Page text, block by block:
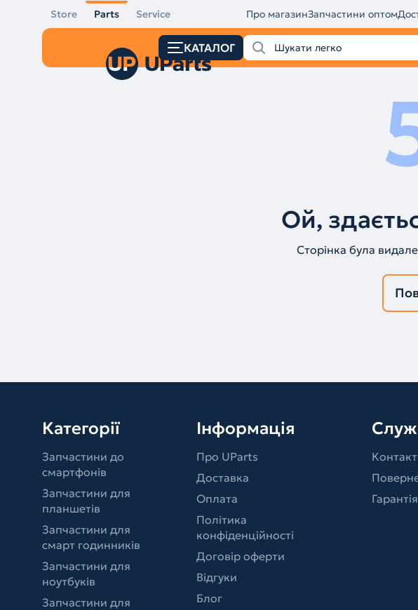
Store Parts Service Про магазинЗапчастини оптом
КАТАЛОГ
Ой,
Сторінка була
Категорії
Запчастини до
смартфонів
Запчастини для
планшетів
Запчастини для
смарт годинників
Запчастини для
ноутбуків
Запчастини для
Інформація
Про UParts
Доставка
Оплата
Політика
конфіденційності
Договір оферти
Відгуки
Блог
Гарантія